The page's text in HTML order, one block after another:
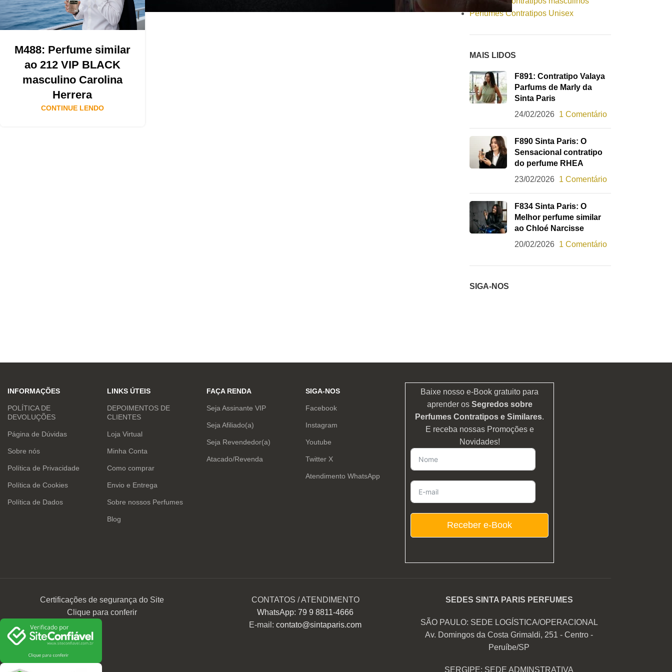
M488: Perfume similar
ao 212 VIP BLACK
masculino Carolina
Herrera
CONTINUE LENDO
Perfumes Contratipos Unisex
MAIS LIDOS
F891: Contratipo Valaya
Parfums de Marly da
Sinta Paris
24/02/2026 1 Comentário
F890 Sinta Paris: O
Sensacional contratipo
do perfume RHEA
23/02/2026 1 Comentário
F834 Sinta Paris: O
Melhor perfume similar
ao Chloé Narcisse
20/02/2026 1 Comentário
SIGA-NOS
INFORMAÇÕES
POLÍTICA DE
DEVOLUÇÕES
Página de Dúvidas
Sobre nós
Política de Privacidade
Política de Cookies
Política de Dados
LINKS ÚTEIS
DEPOIMENTOS DE
CLIENTES
Loja Virtual
Minha Conta
Como comprar
Envio e Entrega
Sobre nossos Perfumes
Blog
FAÇA RENDA
Seja Assinante VIP
Seja Afiliado(a)
Seja Revendedor(a)
Atacado/Revenda
SIGA-NOS
Facebook
Instagram
Youtube
Twitter X
Atendimento WhatsApp
Baixe nosso e-Book gratuito para
aprender os Segredos sobre
Perfumes Contratipos e Similares.
E receba nossas Promoções e
Novidades!
Receber e-Book
Certificações de segurança do Site
Clique para conferir
CONTATOS / ATENDIMENTO
WhatsApp: 79 9 8811-4666
E-mail:contato@sintaparis.com
SEDES SINTA PARIS PERFUMES
SÃO PAULO: SEDE LOGÍSTICA/OPERACIONAL
Av. Domingos da Costa Grimaldi, 251 - Centro -
Peruíbe/SP
SERGIPE: SEDE ADMINSTRATIVA